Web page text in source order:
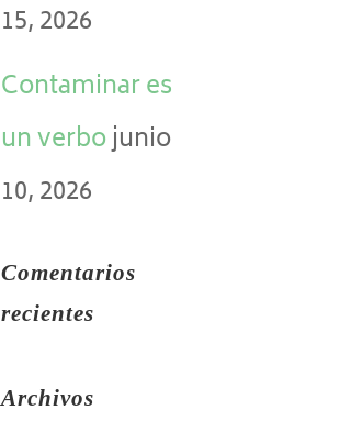
15, 2026
Contaminar es
un verbojunio
10, 2026
Comentarios
recientes
Archivos